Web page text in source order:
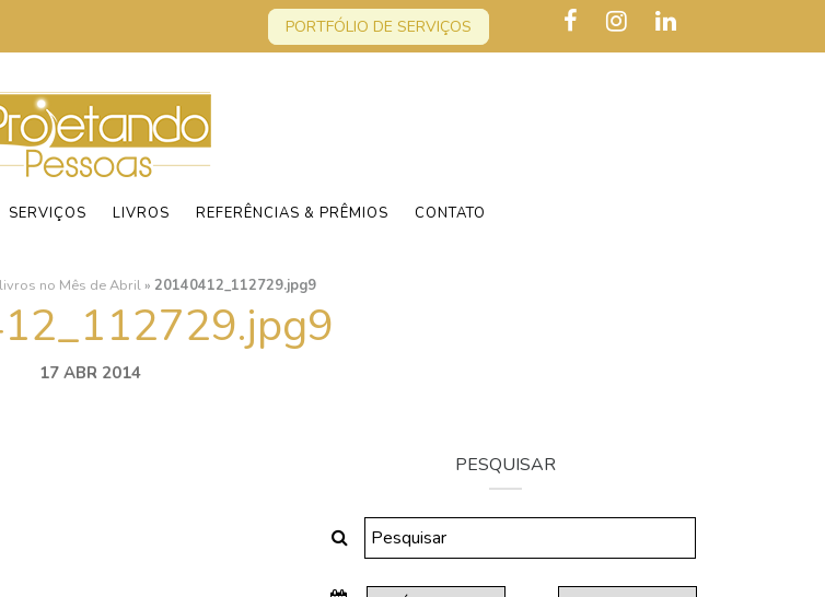
PORTFÓLIO DE SERVIÇOS
SERVIÇOS LIVROS REFERÊNCIAS & PRÊMIOS CONTATO
no Mês de Abril» 20140412_112729.jpg9
17 ABR 2014
PESQUISAR